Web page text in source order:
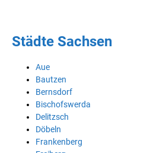
Städte Sachsen
Aue
Bautzen
Bernsdorf
Bischofswerda
Delitzsch
Döbeln
Frankenberg